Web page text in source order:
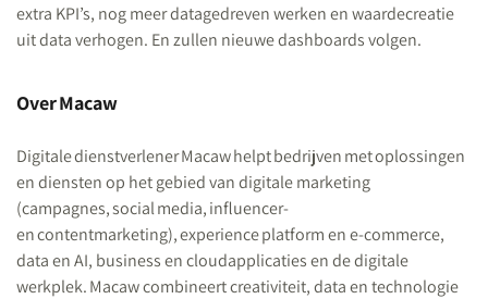
extra KPI’s, nog meer datagedreven werken en waardecreatie
uit data verhogen. En zullen nieuwe dashboards volgen.
OverMacaw
Digitale dienstverlener Macaw helpt bedrijven met oplossingen
en diensten op het gebied van digitale marketing
(campagnes, social media, influencer-
en contentmarketing), experience platform en e-commerce,
data en AI, business en cloudapplicaties en de digitale
werkplek. Macaw combineert creativiteit, data en technologie